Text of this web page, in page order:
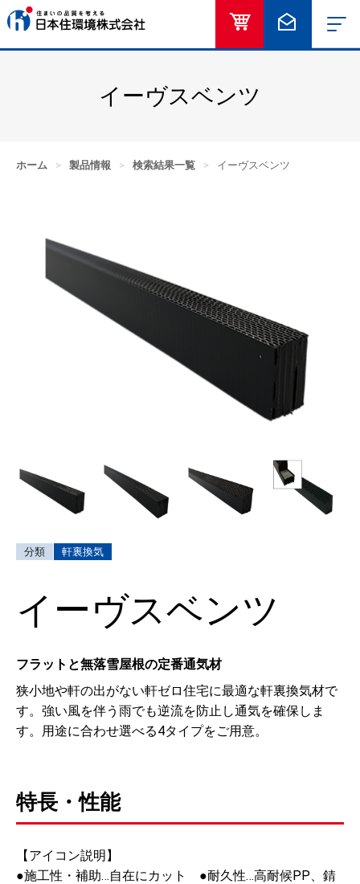
オンラインショ
イーヴスベンツ
ホーム > 製品情報 > 検索結果一覧 > イーヴスベンツ
軒裏換気
イーヴスベンツ
フラットと無落雪屋根の定番通気材
狭小地や軒の出がない軒ゼロ住宅に最適な軒裏換気材で
す。強い風を伴う雨でも逆流を防止し通気を確保しま
す。用途に合わせ選べる4タイプをご用意。
特長・性能
【アイコン説明】
●施工性・補助…自在にカット ●耐久性…高耐候PP、錆